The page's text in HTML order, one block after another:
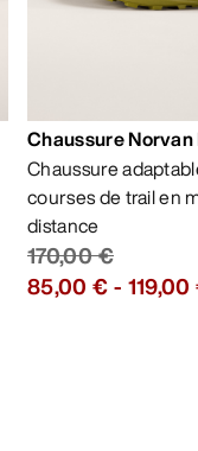
Chaussure
Chaussure
courses de trail en
distance
170,00 €
85,00 €-